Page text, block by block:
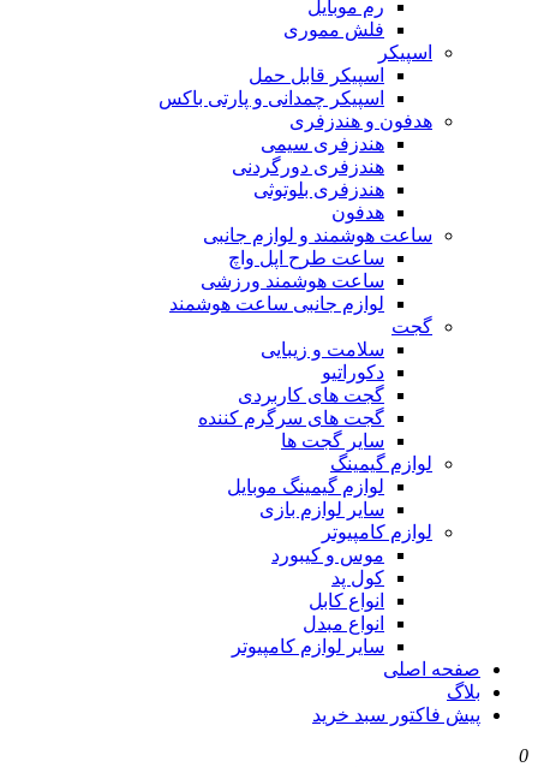
رم موبایل
فلش مموری
اسپیکر
اسپیکر قابل حمل
اسپیکر چمدانی و پارتی باکس
هدفون و هندزفری
هندزفری سیمی
هندزفری دورگردنی
هندزفری بلوتوثی
هدفون
ساعت هوشمند و لوازم جانبی
ساعت طرح اپل واچ
ساعت هوشمند ورزشی
لوازم جانبی ساعت هوشمند
گجت
سلامت و زیبایی
دکوراتیو
گجت های کاربردی
گجت های سرگرم کننده
سایر گجت ها
لوازم گیمینگ
لوازم گیمینگ موبایل
سایر لوازم بازی
لوازم کامپیوتر
موس و کیبورد
کول پد
انواع کابل
انواع مبدل
سایر لوازم کامپیوتر
صفحه اصلی
بلاگ
پیش فاکتور سبد خرید
0